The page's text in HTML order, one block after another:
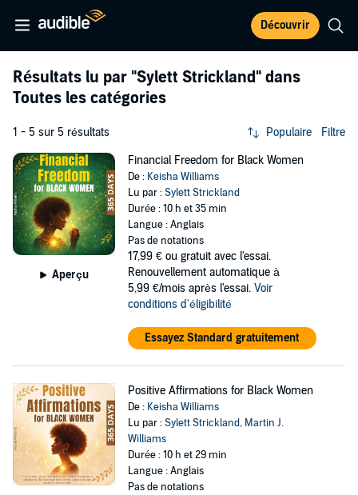
Découvrir
Résultats lu par "Sylett Strickland" dans
Toutes les catégories
1 - 5 sur 5 résultats Populaire Filtre
Aperçu
Financial Freedom for Black Women
De : Keisha Williams
Lu par :Sylett Strickland
Durée : 10 h et 35 min
Langue : Anglais
Pas de notations
17,99 € ou gratuit avec l'essai.
Renouvellement automatique à
5,99 €/mois après l'essai. Voir
conditions d'éligibilité
Essayez Standard gratuitement
Positive Affirmations for Black Women
De : Keisha Williams
Lu par :Sylett Strickland, Martin J.
Williams
Durée : 10 h et 29 min
Langue : Anglais
Pas de notations